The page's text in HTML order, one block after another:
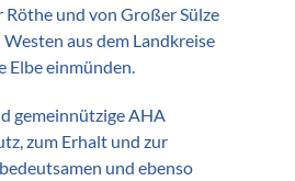
und von Großer Sülze
aus dem Landkreise
Elbe einmünden.
gemeinnützige AHA
zum Erhalt und zur
und ebenso